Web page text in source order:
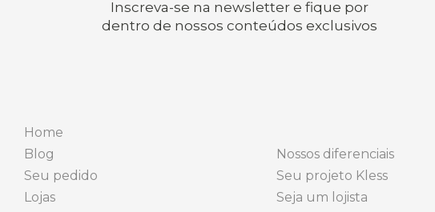
Inscreva-se na newsletter e fique por
dentro de nossos conteúdos exclusivos
Home
Blog
Seu pedido
Lojas
Nossos diferenciais
Seu projeto Kless
Seja um lojista